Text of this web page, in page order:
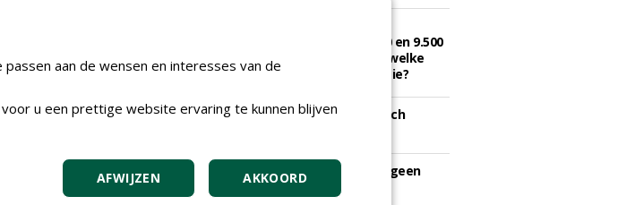
'De groene sector
vinden onderzoeken
veranderingen in te
op stijgende en dalende
ontwikkeld die je het
moet je dus
Nederland in 2026 tussen de 321,50 en 9.500
euro. Waar betaal je het minst en welke
clubs vragen de hoogste contributie?
Op Ameland gaan golf en ecologisch
Robotmaaiers op de golfbaan zijn geen
toekomstmuziek meer
aan de wensen en interesses van de
u een prettige website ervaring te kunnen blijven
AKKOORD
AFWIJZEN